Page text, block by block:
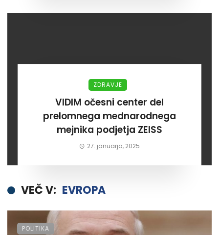
ZDRAVJE
VIDIM očesni center del
prelomnega mednarodnega
mejnika podjetja ZEISS
27. januarja, 2025
VEČ V: EVROPA
POLITIKA